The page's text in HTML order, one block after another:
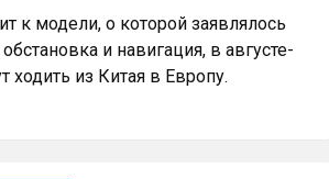
к модели, о которой заявлялось
и навигация, в августе-
ходить из Китая в Европу.